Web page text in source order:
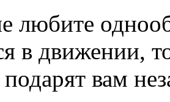
любите
в движении,
вам